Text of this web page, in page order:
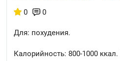
0
0
Для: похудения.
Калорийность: 800-1000 ккал.